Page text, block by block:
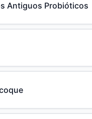
Antiguos Probióticos